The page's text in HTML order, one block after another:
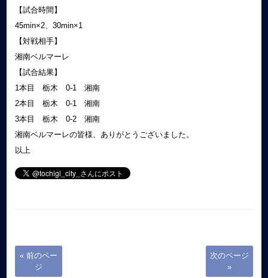
【試合時間】
45min×2、30min×1
【対戦相手】
湘南ベルマーレ
【試合結果】
1本目 栃木 0-1 湘南
2本目 栃木 0-1 湘南
3本目 栃木 0-2 湘南
湘南ベルマーレの皆様、ありがとうございました。
以上
« 前のペー
ジ
次のページ
»